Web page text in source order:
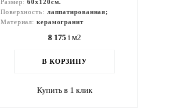
Размер:60x120см.
Поверхность: лаппатированная;
Материал: керамогранит
8 175 i м2
В КОРЗИНУ
Купить в 1 клик